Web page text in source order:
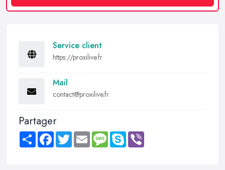
Service client
https://proxilive.fr
Mail
contact@proxilive.fr
Partager
Share FacebookTwitter Email MessageSkype